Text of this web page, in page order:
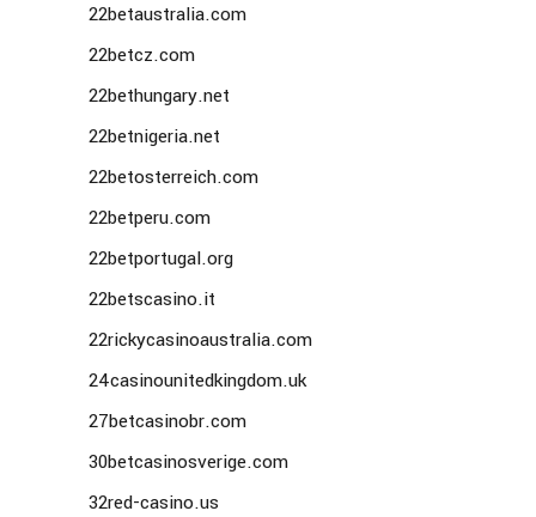
22betaustralia.com
22betcz.com
22bethungary.net
22betnigeria.net
22betosterreich.com
22betperu.com
22betportugal.org
22betscasino.it
22rickycasinoaustralia.com
24casinounitedkingdom.uk
27betcasinobr.com
30betcasinosverige.com
32red-casino.us